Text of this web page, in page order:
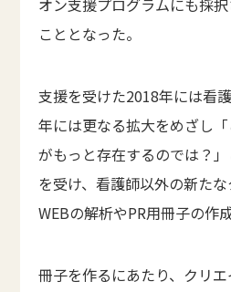
オン支援プログラムにも採
こととなった。
支援を受けた2018年には看
年には更なる拡大をめざし
がもっと存在するのでは？
を受け、看護師以外の新たな
WEBの解析やPR用冊子の作
冊子を作るにあたり、クリ